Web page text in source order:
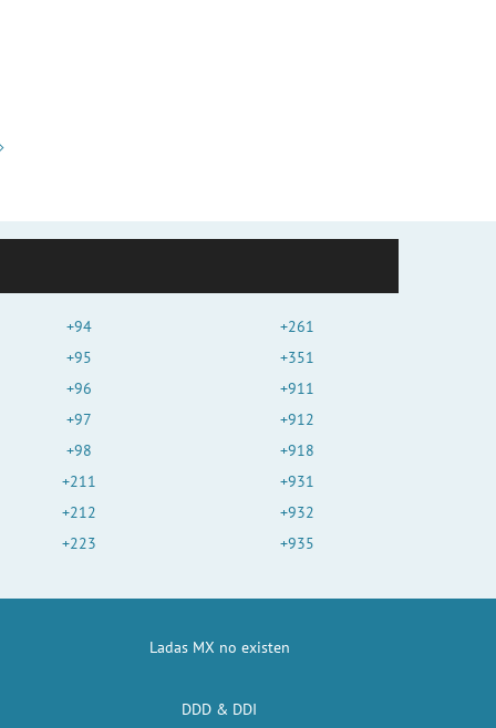
+94
+95
+96
+97
+98
+211
+212
+223
+261
+351
+911
+912
+918
+931
+932
+935
Ladas MX no existen
DDD & DDI